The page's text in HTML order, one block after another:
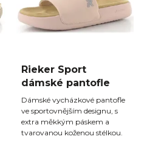
Rieker Sport
dámské pantofle
Dámské vycházkové pantofle
ve sportovnějším designu, s
extra měkkým páskem a
tvarovanou koženou stélkou.